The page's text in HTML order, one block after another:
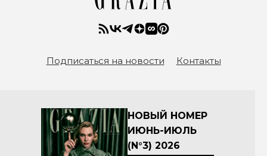
Подписаться на новости Контакты
НОВЫЙ НОМЕР
ИЮНЬ-ИЮЛЬ
(N°3) 2026